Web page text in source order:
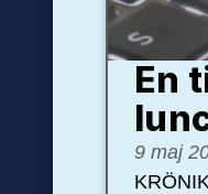
En
9 maj